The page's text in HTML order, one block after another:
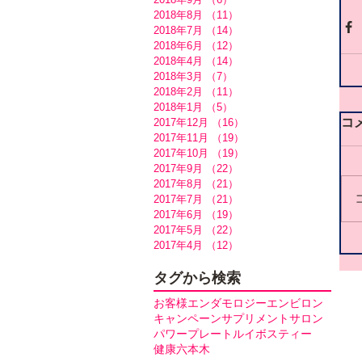
2018年8月
（11）
2018年7月
（14）
2018年6月
（12）
2018年4月
（14）
2018年3月
（7）
2018年2月
（11）
2018年1月
（5）
2017年12月
（16）
2017年11月
（19）
2017年10月
（19）
2017年9月
（22）
2017年8月
（21）
2017年7月
（21）
2017年6月
（19）
2017年5月
（22）
2017年4月
（12）
タグから検索
お客様エンダモロジーエンビロン
キャンペーンサプリメントサロン
パワープレート ルイボスティー
健康六本木
コ